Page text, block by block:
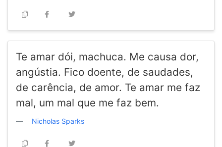
Te amar dói, machuca. Me causa dor,
angústia. Fico doente, de saudades,
de carência, de amor. Te amar me faz
mal, um mal que me faz bem.
Nicholas Sparks